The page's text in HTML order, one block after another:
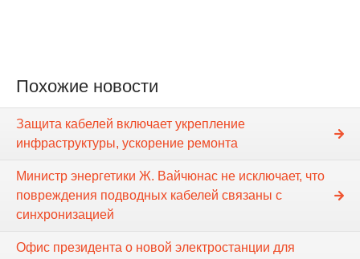
Похожие новости
Защита кабелей включает укрепление
инфраструктуры, ускорение ремонта
Министр энергетики Ж. Вайчюнас не исключает, что
повреждения подводных кабелей связаны с
синхронизацией
Офис президента о новой электростанции для